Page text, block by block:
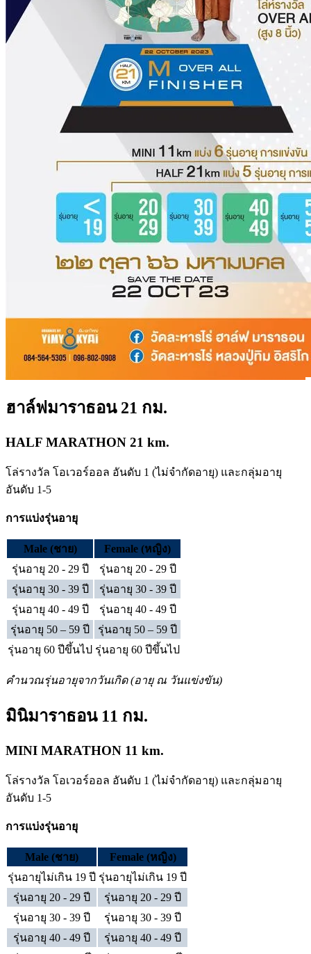
ฮาล์ฟมาราธอน 21 กม.
HALF MARATHON 21 km.
โล่รางวัล โอเวอร์ออล อันดับ 1 (ไม่จำกัดอายุ) และกลุ่มอายุ
อันดับ 1-5
การแบ่งรุ่นอายุ
Male (ชาย)
Female (หญิง)
รุ่นอายุ 20 - 29 ปี
รุ่นอายุ 20 - 29 ปี
รุ่นอายุ 30 - 39 ปี
รุ่นอายุ 30 - 39 ปี
รุ่นอายุ 40 - 49 ปี
รุ่นอายุ 40 - 49 ปี
รุ่นอายุ 50 – 59 ปี
รุ่นอายุ 50 – 59 ปี
รุ่นอายุ 60 ปีขึ้นไป รุ่นอายุ 60 ปีขึ้นไป
คำนวณรุ่นอายุจากวันเกิด (อายุ ณ วันแข่งขัน)
มินิมาราธอน 11 กม.
MINI MARATHON 11 km.
โล่รางวัล โอเวอร์ออล อันดับ 1 (ไม่จำกัดอายุ) และกลุ่มอายุ
อันดับ 1-5
การแบ่งรุ่นอายุ
Male (ชาย)
Female (หญิง)
รุ่นอายุไม่เกิน 19 ปี รุ่นอายุไม่เกิน 19 ปี
รุ่นอายุ 20 - 29 ปี
รุ่นอายุ 20 - 29 ปี
รุ่นอายุ 30 - 39 ปี
รุ่นอายุ 30 - 39 ปี
รุ่นอายุ 40 - 49 ปี
รุ่นอายุ 40 - 49 ปี